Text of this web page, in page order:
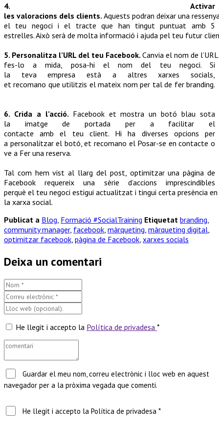
4. Activar
les valoracions dels clients. Aquests podran deixar una
el teu negoci i el tracte que han tingut puntuat amb 5
estrelles.Això serà de molta informació i ajuda pel teu futur
5. Personalitza l’URL del teu Facebook. Canvia el nom de l’URL
fes-lo a mida, posa-hi elnom del teu negoci. Si
la teva empresaestà a altres xarxes socials
etrecomano queutilitzis elmateix nom per tal de fer branding.
6. Crida a l’acció. Facebook et mostra un botóblau sota
la imatge de portada per a facilitar el
contacteamb el teu client. Hi ha diverses opcions per
a personalitzarel botó, etrecomano el Posar-se en contacte o
ve a Fer una reserva.
Tal com hem vist al llarg del post, optimitzarunapàgina de
Facebook requereix una sèrie d’accions imprescindibles
perquè el teu negoci estigui actualitzat i tingui certa presència en
la xarxa social.
Publicat a Blog Formació #SocialTraining Etiquetat branding
community manager, facebook màrqueting màrqueting digital
optimitzar facebook pàgina de Facebook xarxes socials
Deixa un comentari
He llegit i accepto la Política de privadesa *
Guardar el meu nom, correu electrònic i lloc web en aquest
navegador per a la pròxima vegada que comenti.
He llegit i accepto la Política de privadesa *